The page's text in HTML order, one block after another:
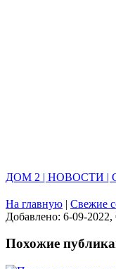
ДОМ 2 | НОВОСТИ |
На главную | Свежие
Добавлено: 6-09-2022,
Похожие